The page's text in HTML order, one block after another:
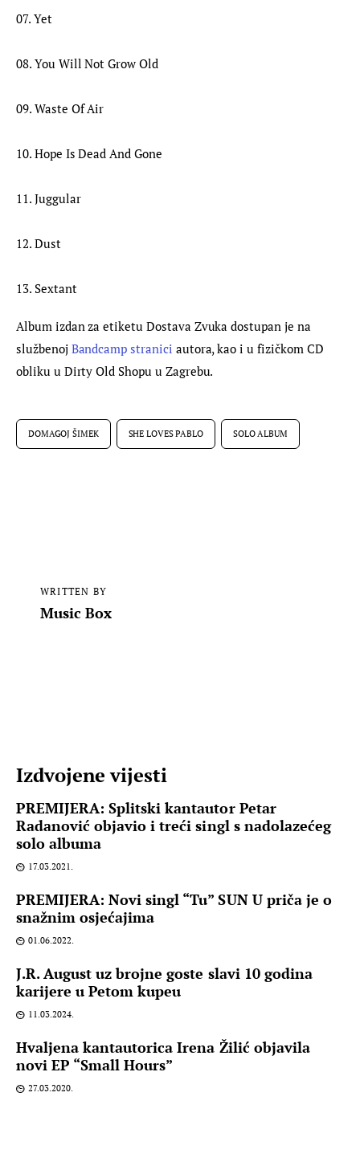
07. Yet
08. You Will Not Grow Old
09. Waste Of Air
10. Hope Is Dead And Gone
11. Juggular
12. Dust
13. Sextant
Album izdan za etiketu Dostava Zvuka dostupan je na
službenoj Bandcamp stranici autora, kao i u fizičkom CD
obliku u Dirty Old Shopu u Zagrebu.
DOMAGOJ ŠIMEK SHE LOVES PABLO SOLO ALBUM
WRITTEN BY
Music Box
Izdvojene vijesti
PREMIJERA: Splitski kantautor Petar
Radanović objavio i treći singl s nadolazećeg
solo albuma
17.03.2021.
PREMIJERA: Novi singl “Tu” SUN U priča je o
snažnim osjećajima
01.06.2022.
J.R. August uz brojne goste slavi 10 godina
karijere u Petom kupeu
11.03.2024.
Hvaljena kantautorica Irena Žilić objavila
novi EP “Small Hours”
27.03.2020.